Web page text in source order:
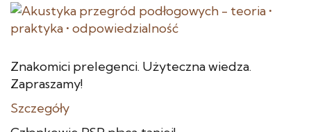
Znakomici prelegenci. Użyteczna wiedza.
Zapraszamy!
Szczegóły